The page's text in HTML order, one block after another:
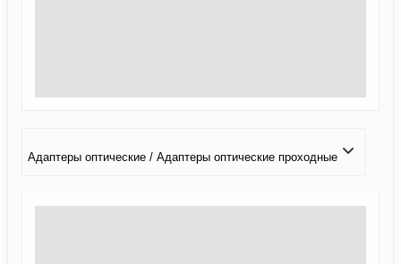
Адаптеры оптические / Адаптеры оптические проходные